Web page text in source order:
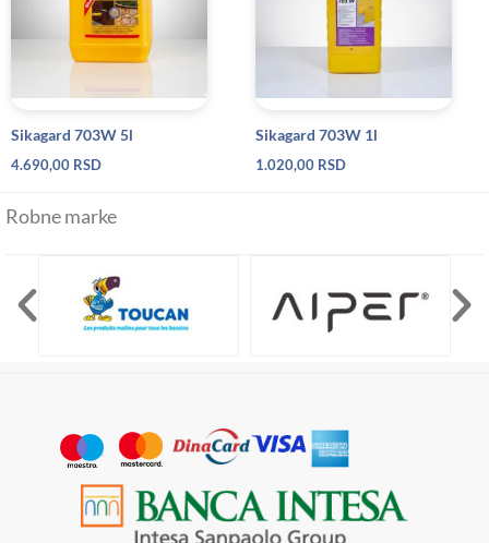
Sikagard 703W 5l
4.690,00 RSD
Sikagard 703W 1l
1.020,00 RSD
Robne marke